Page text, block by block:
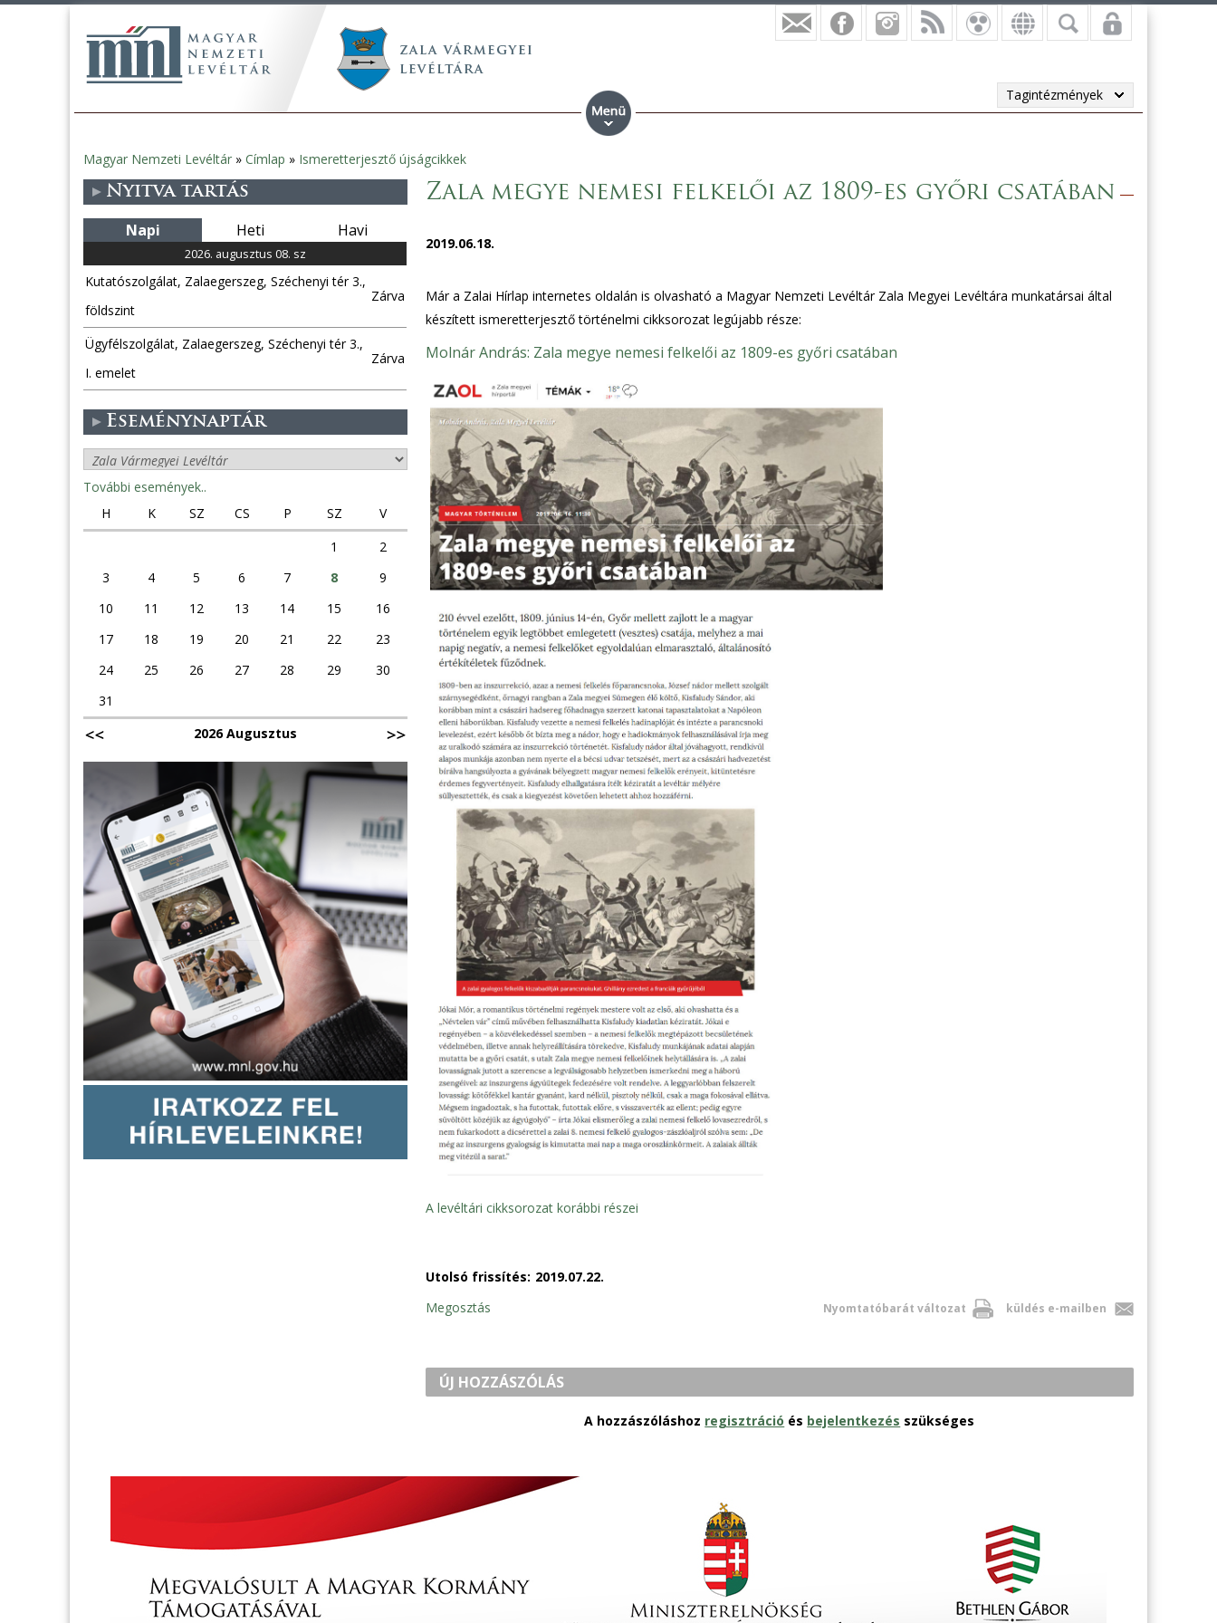
Tagintézmények
Jelenlegi
hely
Magyar Nemzeti Levéltár » Címlap » Ismeretterjesztő újságcikkek
Zala megye nemesi felkelői az 1809-es győri csatában
2019.06.18.
Már a Zalai Hírlap internetes oldalán is olvasható a Magyar Nemzeti Levéltár Zala Megyei Levéltára munkatársai által
készített ismeretterjesztő történelmi cikksorozat legújabb része:
Molnár András: Zala megye nemesi felkelői az 1809-es győri csatában
A levéltári cikksorozat korábbi részei
Utolsó frissítés: 2019.07.22.
Nyomtatóbarát változat küldés e-mailben
Megosztás
ÚJ HOZZÁSZÓLÁS
A hozzászóláshoz regisztráció és bejelentkezés szükséges
Nyitva tartás
Napi Heti Havi
2026. augusztus 08. sz
Kutatószolgálat, Zalaegerszeg, Széchenyi tér 3.,
földszint
Zárva
Ügyfélszolgálat, Zalaegerszeg, Széchenyi tér 3.,
I. emelet
Zárva
Eseménynaptár
További események..
H
K SZ CS P SZ
V
1
2
3
4 5 6 7 8
9
10
11 12 13 14 15
16
17
18 19 20 21 22
23
24
25 26 27 28 29
30
31
2026 Augusztus